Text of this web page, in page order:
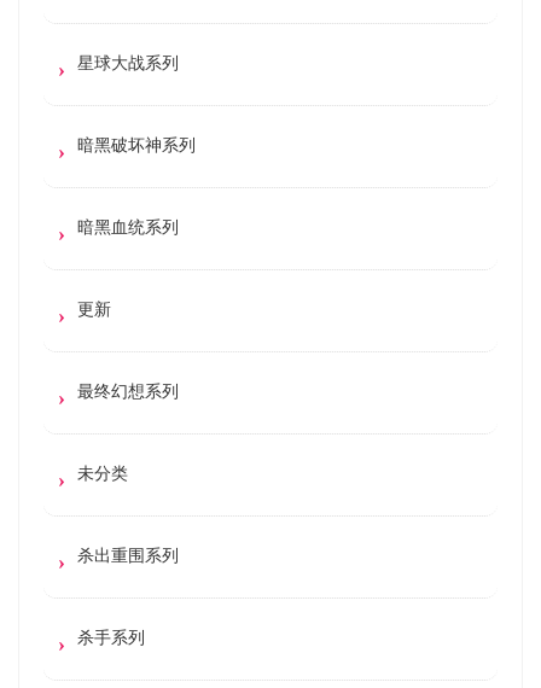
星球大战系列
暗黑破坏神系列
暗黑血统系列
更新
最终幻想系列
未分类
杀出重围系列
杀手系列